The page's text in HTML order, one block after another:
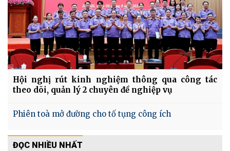
Hội nghị rút kinh nghiệm thông qua công tác
theo dõi, quản lý 2 chuyên đề nghiệp vụ
Phiên toà mở đường cho tố tụng công ích
ĐỌC NHIỀU NHẤT